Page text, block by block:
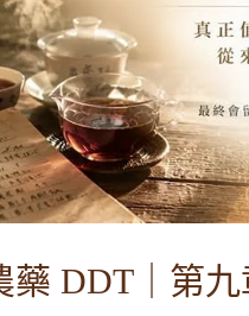
藥 DDT｜第